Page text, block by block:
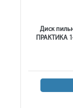
Диск
ПРАКТИКА